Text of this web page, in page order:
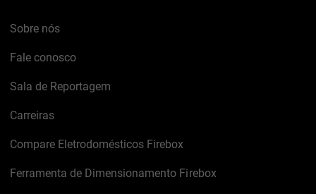
Sobre nós
Fale conosco
Sala de Reportagem
Carreiras
Compare Eletrodomésticos Firebox
Ferramenta de Dimensionamento Firebox